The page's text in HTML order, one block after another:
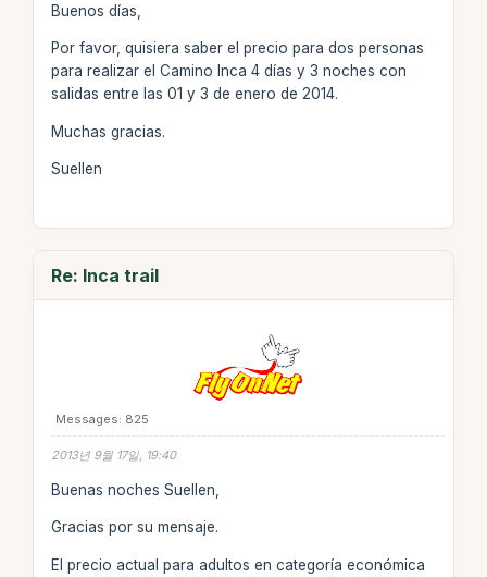
Buenos días,
Por favor, quisiera saber el precio para dos personas
para realizar el Camino Inca 4 días y 3 noches con
salidas entre las 01 y 3 de enero de 2014.
Muchas gracias.
Suellen
Re: Inca trail
Messages: 825
2013년 9월 17일, 19:40
Buenas noches Suellen,
Gracias por su mensaje.
El precio actual para adultos en categoría económica